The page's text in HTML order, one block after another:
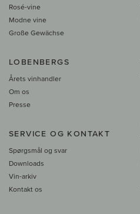
Rosé-vine
Modne vine
Große Gewächse
LOBENBERGS
Årets vinhandler
Om os
Presse
SERVICE OG KONTAKT
Spørgsmål og svar
Downloads
Vin-arkiv
Kontakt os